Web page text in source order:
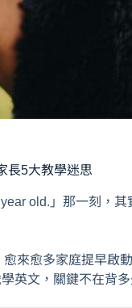
長5大教學迷思
old.」那一刻，
來愈多家庭提早啟
英文，關鍵不在背